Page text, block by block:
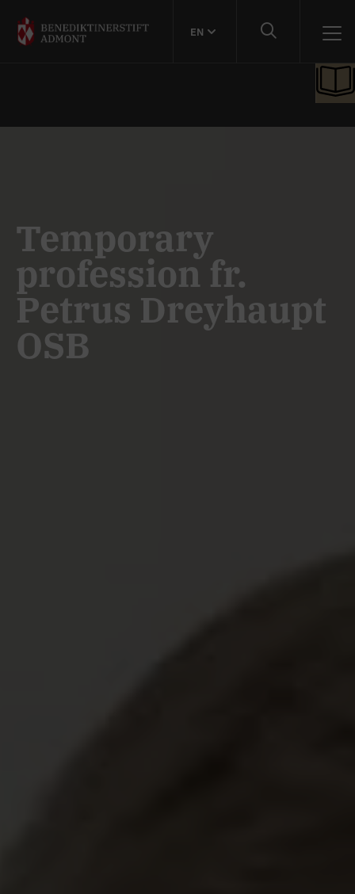
EN
Temporary
profession fr.
Petrus Dreyhaupt
OSB